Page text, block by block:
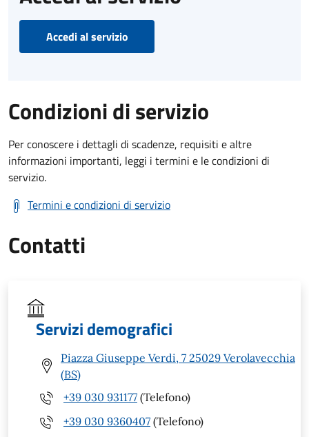
Accedi al servizio
Condizioni di servizio
Per conoscere i dettagli di scadenze, requisiti e altre
informazioni importanti, leggi i termini e le condizioni di
servizio.
Termini e condizioni di servizio
Contatti
Servizi demografici
Piazza Giuseppe Verdi, 7 25029 Verolavecchia
(BS)
+39 030 931177 (Telefono)
+39 030 9360407 (Telefono)